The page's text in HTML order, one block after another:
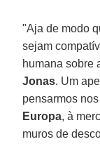
"Aja de modo
sejam
humana sobre
Jonas. Um
pensarmos
Europa, à
muros de